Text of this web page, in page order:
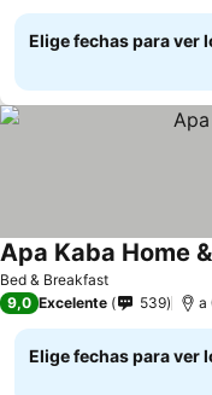
Elige fechas para ver
Bed & Breakfast
Apa Kaba Home
9,0 Excelente 539 a
Elige fechas para ver